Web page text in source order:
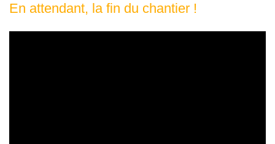
En attendant, la fin du chantier !